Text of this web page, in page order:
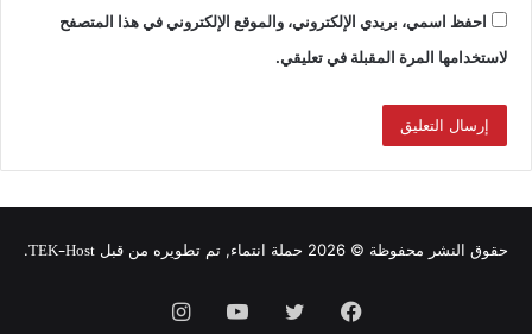
احفظ اسمي، بريدي الإلكتروني، والموقع الإلكتروني في هذا المتصفح
لاستخدامها المرة المقبلة في تعليقي.
حقوق النشر محفوظة © 2026 حملة انتماء, تم تطويره من قبل TEK-Host
.
فيسبوك تويتر يوتيوبانستقرام